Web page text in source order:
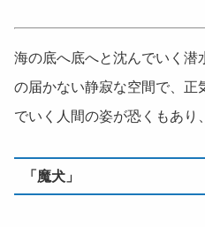
海の底へ底へと沈んでいく潜
の届かない静寂な空間で、正
でいく人間の姿が恐くもあり
「魔犬」